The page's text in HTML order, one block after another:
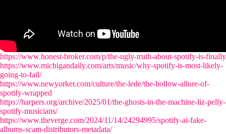
https://www.honest-broker.com/p/the-ugly-truth-about-spotify-is-finally
https://www.michigandaily.com/arts/music/why-spotify-is-most-likely-
going-to-fail/
https://www.newyorker.com/culture/the-lede/the-hollow-allure-of-
spotify-wrapped
https://harpers.org/archive/2025/01/the-ghosts-in-the-machine-liz-pelly-
spotify-musicians/
https://www.theverge.com/2024/11/14/24294995/spotify-ai-fake-
albums-scam-distributors-metadata/